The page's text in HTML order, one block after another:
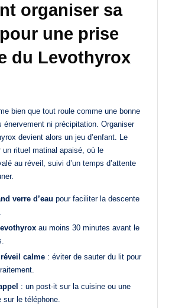
organiser sa
une prise
du Levothyrox
bien que tout roule comme une bonne
énervement ni précipitation. Organiser
devient alors un jeu d’enfant. Le
rituel matinal apaisé, où le
au réveil, suivi d’un temps d’attente
verre d’eau pour faciliter la descente
au moins 30 minutes avant le
calme : éviter de sauter du lit pour
: un post-it sur la cuisine ou une
sur le téléphone.